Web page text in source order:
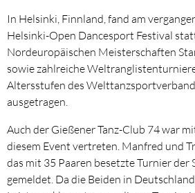
In Helsinki, Finnland, fand am
Helsinki-Open Dancesport Festival
Nordeuropäischen Meisterschaften
sowie zahlreiche
Altersstufen des
ausgetragen.
Auch der Gießener Tanz-Club 74 war
diesem Event vertreten. Manfred und
das mit 35 Paaren besetzte Turnier der
gemeldet. Da die Beiden in